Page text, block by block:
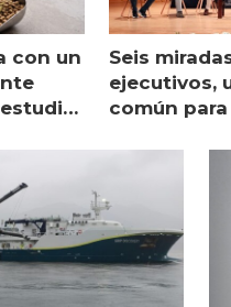
con un
Seis
ejecutivos,
común para